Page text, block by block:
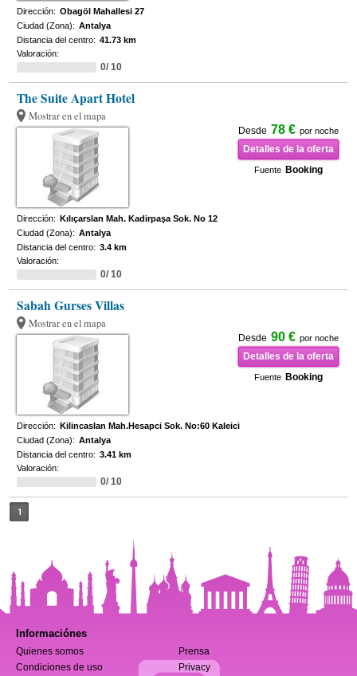
Dirección: Obagöl Mahallesi 27
Ciudad (Zona): Antalya
Distancia del centro: 41.73 km
Valoración:
0/ 10
The Suite Apart Hotel
Mostrar en el mapa
Desde 78 € por noche
Detalles de la oferta
Fuente Booking
Dirección: Kılıçarslan Mah. Kadirpaşa Sok. No 12
Ciudad (Zona): Antalya
Distancia del centro: 3.4 km
Valoración:
0/ 10
Sabah Gurses Villas
Mostrar en el mapa
Desde 90 € por noche
Detalles de la oferta
Fuente Booking
Dirección: Kilincaslan Mah.Hesapci Sok. No:60 Kaleici
Ciudad (Zona): Antalya
Distancia del centro: 3.41 km
Valoración:
0/ 10
1
Informaciónes
Quienes somos
Prensa
Condiciones de uso
Privacy